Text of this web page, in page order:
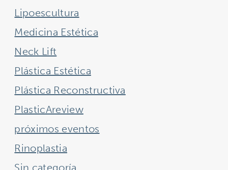
Lipoescultura
Medicina Estética
Neck Lift
Plástica Estética
Plástica Reconstructiva
PlasticAreview
próximos eventos
Rinoplastia
Sin categoría